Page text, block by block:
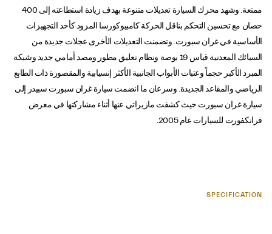
ممتعة. وشهد محرك السيارة تعديلات متنوعة بهدف زيادة استطاعته إلى 400
حصان مع تحسين التحكم بناقل الحركة كامبيوكورسا المزود كأحد التجهيزات
الأساسية في غران سبورت. وتضمنت التعديلات الأخرى عجلات جديدة من
السبائك المعدنية قياس 19 بوصة ونظام تعليق مطور ومصد أمامي جديد وشبكة
المبرد الأكبر حجماً وعتبات الأبواب الجانبية الأكثر إنسيابية والمقصورة ذات الطابع
الرياضي والمقاعد الجديدة. وسرعان ما انضمت سيارة غران سبورت سبيدر إلى
سيارة غران سبورت حيث كشفت مازيراتي عنها أثناء مشاركتها في معرض
فرانكفورت للسيارات عام 2005.
SPECIFICATION